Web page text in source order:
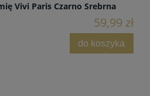
Vivi Paris Czarno Srebrna
59,99 zł
do koszyka